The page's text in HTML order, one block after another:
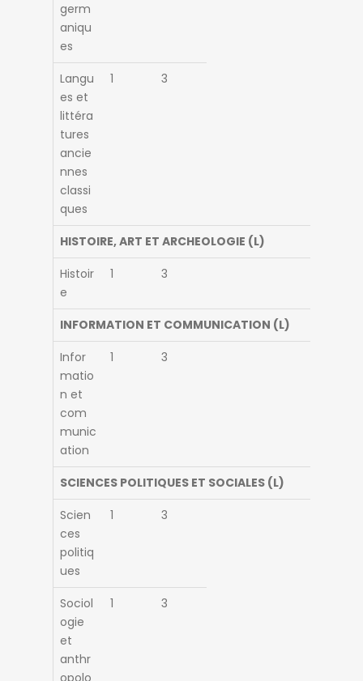
germ
aniqu
es
Langu
es et
littéra
tures
ancie
nnes
classi
ques
1 3
HISTOIRE, ART ET ARCHEOLOGIE (L)
Histoir
e
1 3
INFORMATION ET COMMUNICATION (L)
Infor
matio
n et
com
munic
ation
1 3
SCIENCES POLITIQUES ET SOCIALES (L)
Scien
ces
politiq
ues
1 3
Sociol
ogie
et
anthr
opolo
1 3